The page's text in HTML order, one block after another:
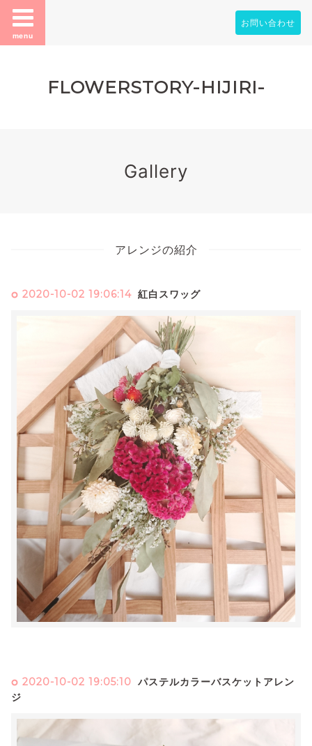
menu
お問い合わせ
FLOWERSTORY-HIJIRI-
Gallery
アレンジの紹介
2020-10-02 19:06:14 紅白スワッグ
2020-10-02 19:05:10 パステルカラーバスケットアレン
ジ